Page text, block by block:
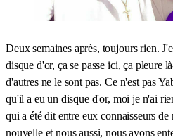
Deux semaines après, toujours rien.
disque d'or, ça se passe ici, ça pleure
d'autres ne le sont pas. Ce n'est pas
qu'il a eu un disque d'or, moi je n'ai
qui a été dit entre eux connaisseurs
nouvelle et nous aussi, nous avons